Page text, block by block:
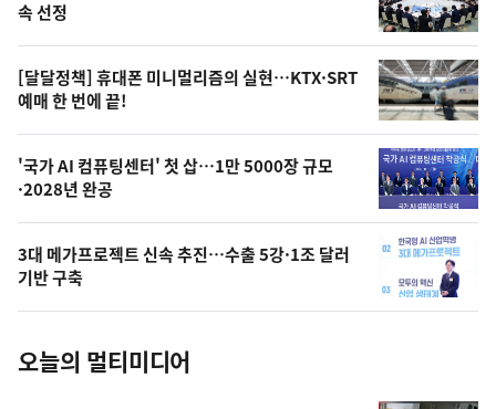
의
영
상
오
의
사
진
속 선정
[달달정책] 휴대폰 미니멀리즘의 실현…KTX·SRT
예매 한 번에 끝!
'국가 AI 컴퓨팅센터' 첫 삽…1만 5000장 규모
·2028년 완공
3대 메가프로젝트 신속 추진…수출 5강·1조 달러
기반 구축
오늘의 멀티미디어